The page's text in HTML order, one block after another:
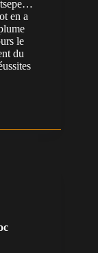
en a
le
du